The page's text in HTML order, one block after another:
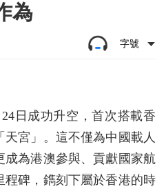
為
字號
日成功升空，首次搭載香
宮」。這不僅為中國載人
為港澳參與、貢獻國家航
程碑，鐫刻下屬於香港的時